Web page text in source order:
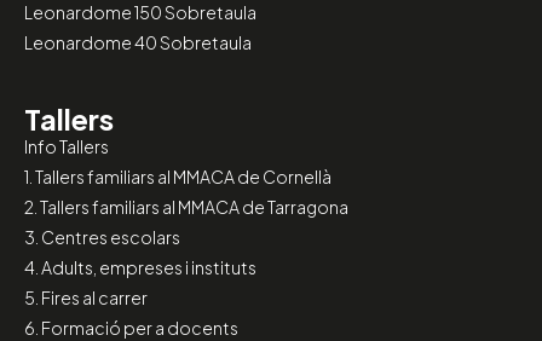
Leonardome 150 Sobretaula
Leonardome 40 Sobretaula
Tallers
Info Tallers
1. Tallers familiars al MMACA de Cornellà
2. Tallers familiars al MMACA de Tarragona
3. Centres escolars
4. Adults, empreses i instituts
5. Fires al carrer
6. Formació per a docents